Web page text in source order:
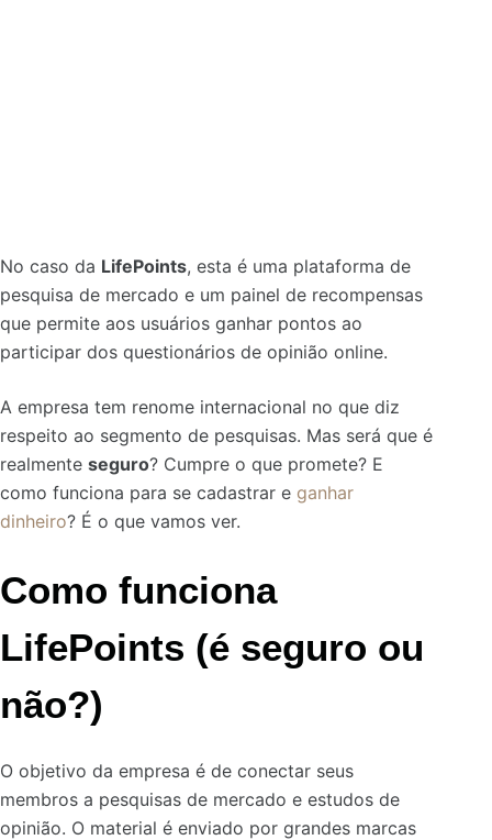
No caso da LifePoints, esta é uma plataforma de
pesquisa de mercado e um painel de recompensas
que permite aos usuários ganhar pontos ao
participar dos questionários de opinião online.
A empresa tem renome internacional no que diz
respeito ao segmento de pesquisas. Mas será que é
realmente seguro? Cumpre o que promete? E
como funciona para se cadastrar e ganhar
dinheiro? É o que vamos ver.
Como funciona
LifePoints (é seguro ou
não?)
O objetivo da empresa é de conectar seus
membros a pesquisas de mercado e estudos de
opinião. O material é enviado por grandes marcas